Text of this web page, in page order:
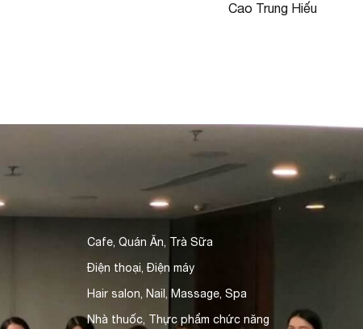
Cao Trung Hiếu
Cafe, Quán Ăn, Trà Sữa
Điện thoại, Điện máy
Hair salon, Nail, Massage, Spa
Nhà thuốc, Thực phẩm chức năng